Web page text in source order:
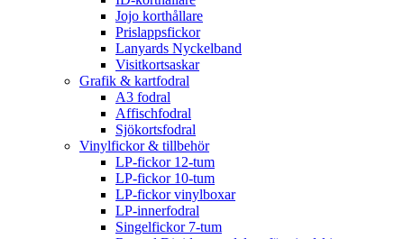
Jojo korthållare
Prislappsfickor
Lanyards Nyckelband
Visitkortsaskar
Grafik & kartfodral
A3 fodral
Affischfodral
Sjökortsfodral
Vinylfickor & tillbehör
LP-fickor 12-tum
LP-fickor 10-tum
LP-fickor vinylboxar
LP-innerfodral
Singelfickor 7-tum